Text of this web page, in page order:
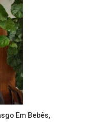
Em Bebês,